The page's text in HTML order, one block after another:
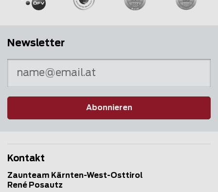
Newsletter
Abonnieren
Kontakt
Zaunteam Kärnten-West-Osttirol
René Posautz